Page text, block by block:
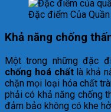
Đặc điểm Của
Khả năng chống
Một trong những đặc
chống hoá chấtlà khả
chặn mọi loại hóa chất
phải có khả năng chống
đảm bảo không có khe